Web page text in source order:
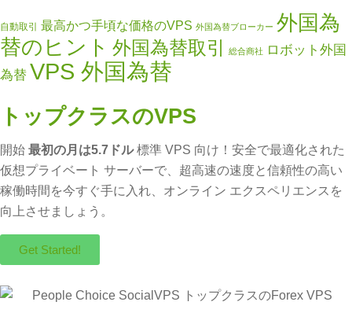
自動取引 最高かつ手頃な価格のVPS 外国為替ブローカー 外国為
替のヒント 外国為替取引 総合商社
ロボット外国
為替 VPS 外国為替
トップクラスのVPS
開始 最初の月は5.7ドル標準 VPS 向け！安全で最適化された
仮想プライベート サーバーで、超高速の速度と信頼性の高い
稼働時間を今すぐ手に入れ、オンライン エクスペリエンスを
向上させましょう。
Get Started!